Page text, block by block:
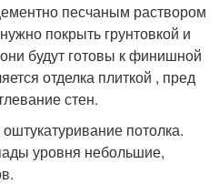
песчаным раствором
покрыть грунтовкой и
будут готовы к финишной
отделка плиткой , пред
стен.
потолка.
уровня небольшие,